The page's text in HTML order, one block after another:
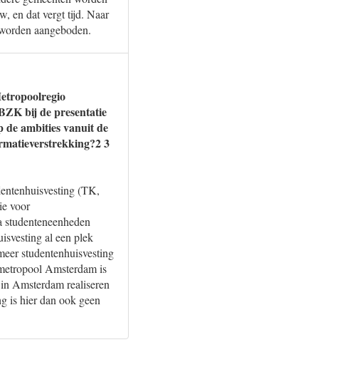
en dat vergt tijd. Naar
aangeboden.
bij de presentatie
de ambities vanuit de
3
(TK,
voor
al een plek
studentenhuisvesting
Amsterdam is
Amsterdam realiseren
is hier dan ook geen